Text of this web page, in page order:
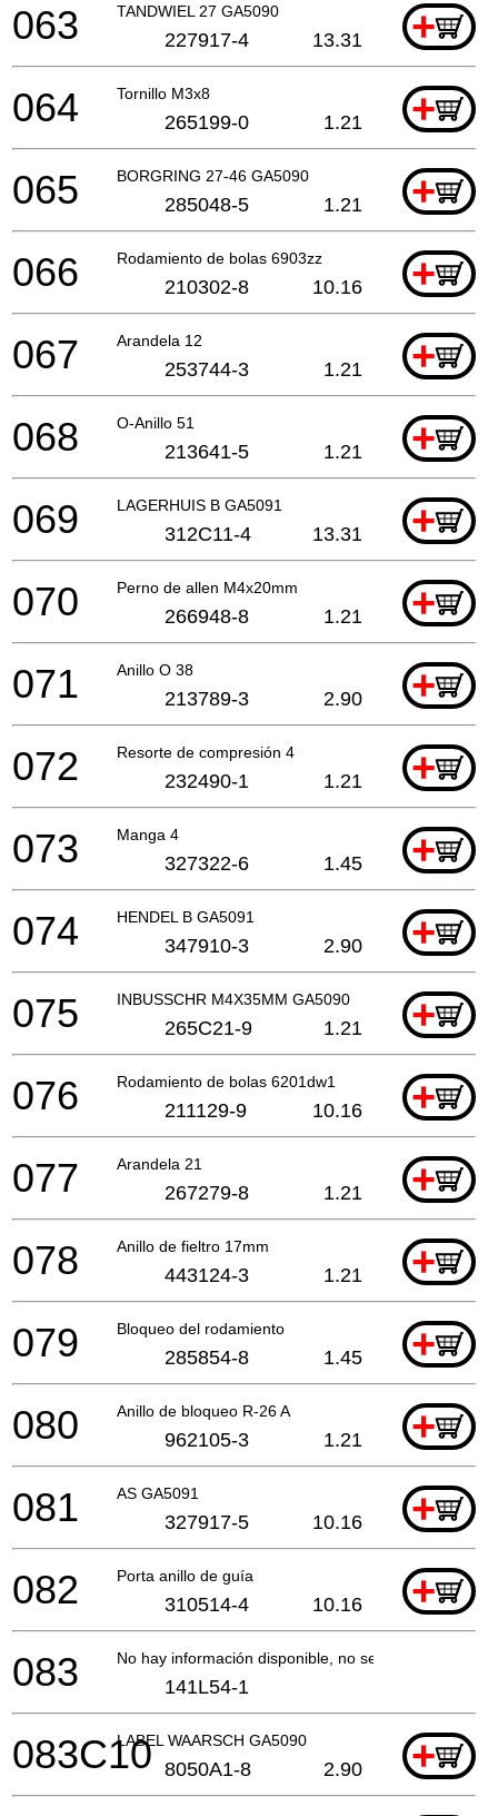
TANDWIEL 27 GA5090 +
063 227917-4 13.31
Tornillo M3x8 +
064 265199-0 1.21
BORGRING 27-46 GA5090 +
065 285048-5 1.21
Rodamiento de bolas 6903zz +
066 210302-8 10.16
Arandela 12 +
067 253744-3 1.21
O-Anillo 51 +
068 213641-5 1.21
LAGERHUIS B GA5091 +
069 312C11-4 13.31
Perno de allen M4x20mm +
070 266948-8 1.21
Anillo O 38 +
071 213789-3 2.90
Resorte de compresión 4 +
072 232490-1 1.21
Manga 4 +
073 327322-6 1.45
HENDEL B GA5091 +
074 347910-3 2.90
INBUSSCHR M4X35MM GA5090 +
075 265C21-9 1.21
Rodamiento de bolas 6201dw1 +
076 211129-9 10.16
Arandela 21 +
077 267279-8 1.21
Anillo de fieltro 17mm +
078 443124-3 1.21
Bloqueo del rodamiento +
079 285854-8 1.45
Anillo de bloqueo R-26 A +
080 962105-3 1.21
AS GA5091 +
081 327917-5 10.16
Porta anillo de guía +
082 310514-4 10.16
No hay información disponible, no se puede pedir
083 141L54-1
LABEL WAARSCH GA5090 +
083C10 8050A1-8 2.90